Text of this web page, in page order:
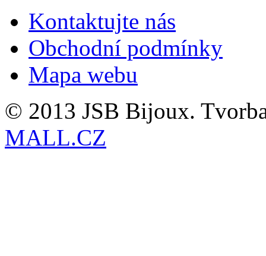
Kontaktujte nás
Obchodní podmínky
Mapa webu
© 2013 JSB Bijoux.
MALL.CZ